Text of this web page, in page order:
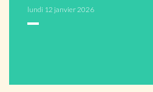
lundi 12 janvier 2026